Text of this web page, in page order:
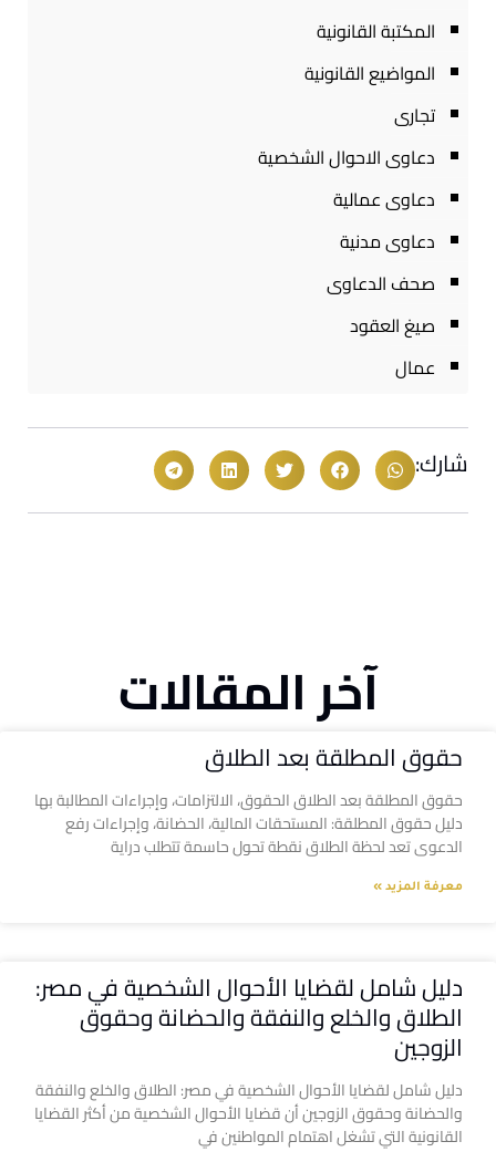
المكتبة القانونية
المواضيع القانونية
تجارى
دعاوى الاحوال الشخصية
دعاوى عمالية
دعاوى مدنية
صحف الدعاوى
صيغ العقود
عمال
شارك:
آخر المقالات
حقوق المطلقة بعد الطلاق
حقوق المطلقة بعد الطلاق الحقوق، الالتزامات، وإجراءات المطالبة بها
دليل حقوق المطلقة: المستحقات المالية، الحضانة، وإجراءات رفع
الدعوى تعد لحظة الطلاق نقطة تحول حاسمة تتطلب دراية
معرفة المزيد »
دليل شامل لقضايا الأحوال الشخصية في مصر:
الطلاق والخلع والنفقة والحضانة وحقوق
الزوجين
دليل شامل لقضايا الأحوال الشخصية في مصر: الطلاق والخلع والنفقة
والحضانة وحقوق الزوجين أن قضايا الأحوال الشخصية من أكثر القضايا
القانونية التي تشغل اهتمام المواطنين في